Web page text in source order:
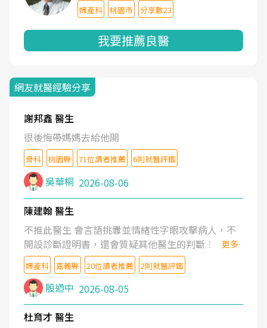
婦產科 桃園市 分享數23
我要推薦良醫
網友就醫經驗分享
謝邦鑫 醫生
很後悔帶媽媽去給他開
骨科 桃園縣 71位讀者推薦 6則就醫評鑑
吳華桐 2026-08-06
陳建翰 醫生
不推此醫生 會言語挑釁並情緒性字眼攻擊病人，不
開設診斷證明書，還會質疑其他醫生的判斷！
更多
婦產科 嘉義縣 20位讀者推薦 2則就醫評鑑
殷迺中 2026-08-05
杜育才 醫生